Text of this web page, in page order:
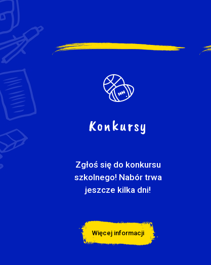
Konkursy
Zgłoś się do konkursu
szkolnego! Nabór trwa
jeszcze kilka dni!
Więcej informacji